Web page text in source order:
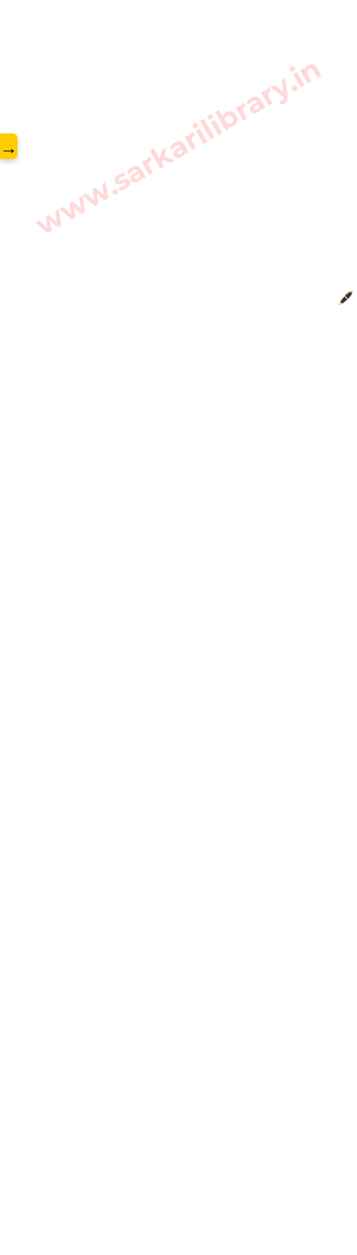
www.sarkarilibrary.in
→